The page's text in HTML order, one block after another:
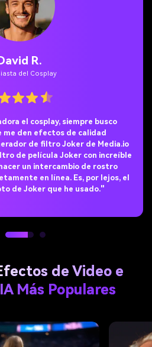
K.
en Instagram
Joker Instagram para un Reel
El filtro de maquillaje de
y tenebroso de la mejor
que es—puedes ajustar
del maquillaje. El filtro Joker en
para cualquiera que quiera
redes sociales."
de Video e
Más Populares